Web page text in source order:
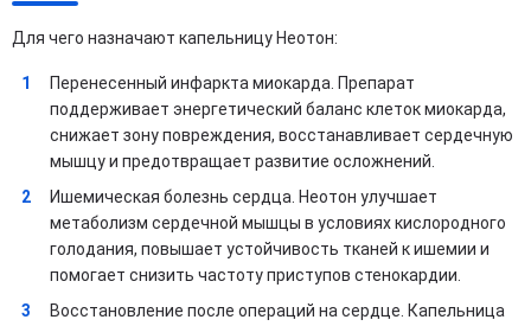
Для чего назначают капельницу Неотон:
Перенесенный инфаркта миокарда. Препарат
поддерживает энергетический баланс клеток миокарда,
снижает зону повреждения, восстанавливает сердечную
мышцу и предотвращает развитие осложнений.
Ишемическая болезнь сердца. Неотон улучшает
метаболизм сердечной мышцы в условиях кислородного
голодания, повышает устойчивость тканей к ишемии и
помогает снизить частоту приступов стенокардии.
Восстановление после операций на сердце. Капельница